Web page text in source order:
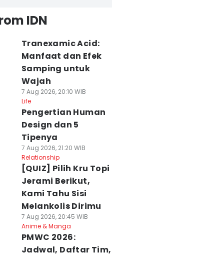
IDN
Tranexamic Acid:
Manfaat dan Efek
Samping untuk
Wajah
7 Aug 2026, 20:10 WIB
Life
Pengertian Human
Design dan 5
Tipenya
7 Aug 2026, 21:20 WIB
Relationship
[QUIZ] Pilih Kru Topi
Jerami Berikut,
Kami Tahu Sisi
Melankolis Dirimu
7 Aug 2026, 20:45 WIB
Anime & Manga
PMWC 2026:
Jadwal, Daftar Tim,